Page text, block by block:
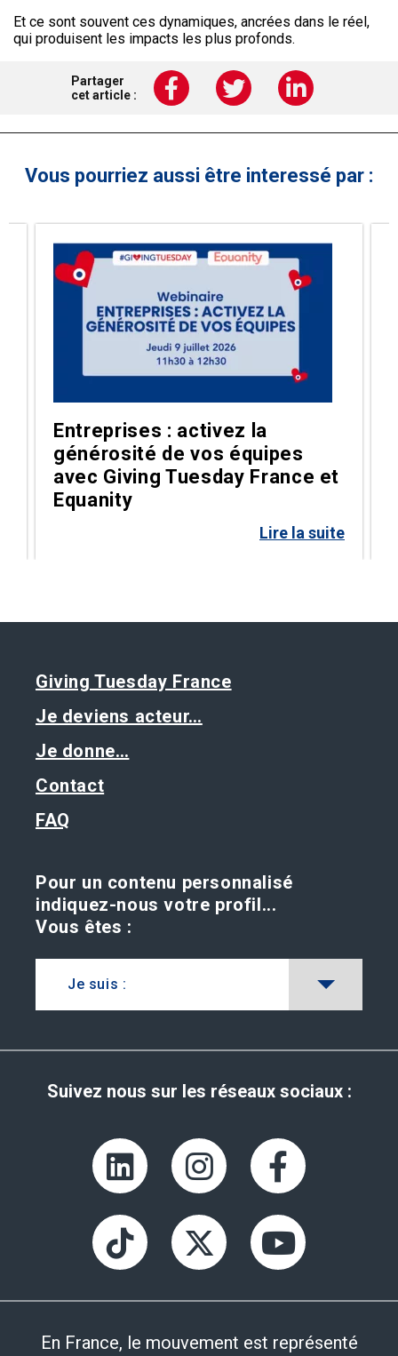
Et ce sont souvent ces dynamiques, ancrées dans le réel,
qui produisent les impacts les plus profonds.
Partager
cet article :
Vous pourriez aussi être interessé par :
Entreprises : activez la
générosité de vos équipes
avec Giving Tuesday France et
Equanity
Lire la suite
Giving Tuesday France
Je deviens acteur…
Je donne…
Contact
FAQ
Pour un contenu personnalisé
indiquez-nous votre profil...
Vous êtes :
Je suis :
Suivez nous sur les réseaux sociaux :
En France, le mouvement est représenté